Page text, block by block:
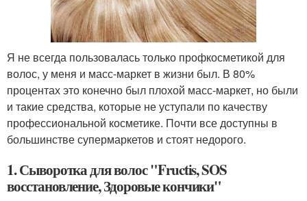
Я не всегда пользовалась только профкосметикой для
волос, у меня и масс-маркет в жизни был. В 80%
процентах это конечно был плохой масс-маркет, но были
и такие средства, которые не уступали по качеству
профессиональной косметике. Почти все доступны в
большинстве супермаркетов и стоят недорого.
1. Сыворотка для волос "Fructis, SOS
восстановление, Здоровые кончики"